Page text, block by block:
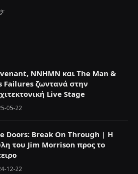
NNHMN και The Man &
Failures ζωντανά στην
Live Stage
05-22
Doors: Break On Through | Η
του Jim Morrison προς το
12-22